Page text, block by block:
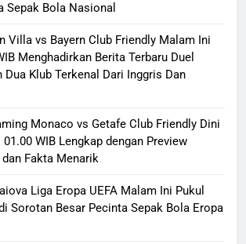
Sepak Bola Nasional
Villa vs Bayern Club Friendly Malam Ini
Menghadirkan Berita Terbaru Duel
Dua Klub Terkenal Dari Inggris Dan
Monaco vs Getafe Club Friendly Dini
WIB Lengkap dengan Preview
Fakta Menarik
Liga Eropa UEFA Malam Ini Pukul
Sorotan Besar Pecinta Sepak Bola Eropa